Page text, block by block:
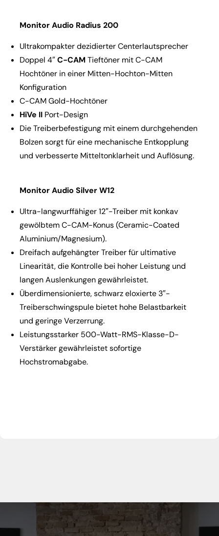
Monitor Audio Radius 200
Ultrakompakter dezidierter Centerlautsprecher
Doppel 4″C-CAM Tieftöner mit C-CAM
Hochtöner in einer Mitten-Hochton-Mitten
Konfiguration
C-CAM Gold-Hochtöner
HiVe II Port-Design
Die Treiberbefestigung mit einem durchgehenden
Bolzen sorgt für eine mechanische Entkopplung
und verbesserte Mitteltonklarheit und Auflösung.
Monitor Audio Silver W12
Ultra-langwurffähiger 12″-Treiber mit konkav
gewölbtem C-CAM-Konus (Ceramic-Coated
Aluminium/Magnesium).
Dreifach aufgehängter Treiber für ultimative
Linearität, die Kontrolle bei hoher Leistung und
langen Auslenkungen gewährleistet.
Überdimensionierte, schwarz eloxierte 3″-
Treiberschwingspule bietet hohe Belastbarkeit
und geringe Verzerrung.
Leistungsstarker 500-Watt-RMS-Klasse-D-
Verstärker gewährleistet sofortige
Hochstromabgabe.